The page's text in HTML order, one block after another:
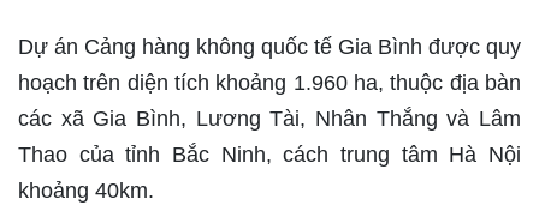
Dự án Cảng hàng không quốc tế Gia Bình được quy
hoạch trên diện tích khoảng 1.960 ha, thuộc địa bàn
các xã Gia Bình, Lương Tài, Nhân Thắng và Lâm
Thao của tỉnh Bắc Ninh, cách trung tâm Hà Nội
khoảng 40km.